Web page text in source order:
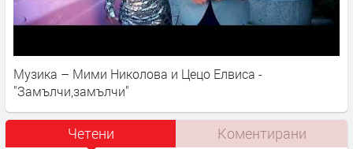
Музика – Мими Николова и Цецо Елвиса -
"Замълчи,замълчи"
Четени Коментирани